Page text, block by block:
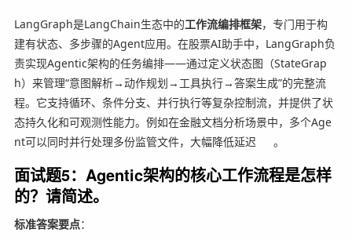
LangGraph是LangChain生态中的工作流编排框架，专门用于构
建有状态、多步骤的Agent应用。在股票AI助手中，LangGraph负
责实现Agentic架构的任务编排——通过定义状态图（StateGrap
h）来管理“意图解析→动作规划→工具执行→答案生成”的完整流
程。它支持循环、条件分支、并行执行等复杂控制流，并提供了状
态持久化和可观测性能力。例如在金融文档分析场景中，多个Age
nt可以同时并行处理多份监管文件，大幅降低延迟
。
面试题5：Agentic架构的核心工作流程是怎样
的？请简述。
标准答案要点：